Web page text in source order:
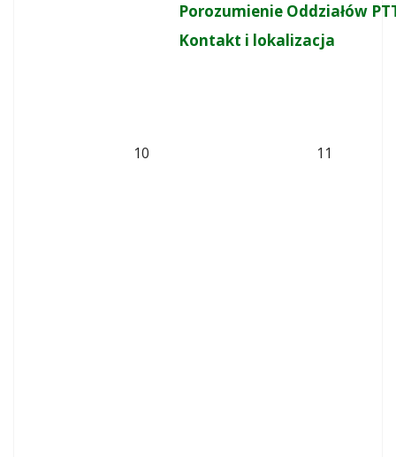
Porozumienie Oddziałów
Kontakt i lokalizacja
10 11